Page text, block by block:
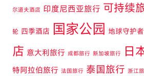
尔道夫酒店 印度尼西亚旅行 可持续
轮 四季酒店 国家公园 地球守护者
店 意大利旅行 成都旅行 新加坡旅行 日
特阿拉伯旅行 法国旅行 泰国旅行 浙江